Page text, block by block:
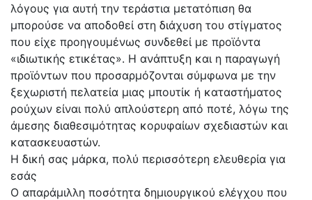
λόγους για αυτή την τεράστια μετατόπιση θα
μπορούσε να αποδοθεί στη διάχυση του στίγματος
που είχε προηγουμένως συνδεθεί με προϊόντα
«ιδιωτικής ετικέτας». Η ανάπτυξη και η παραγωγή
προϊόντων που προσαρμόζονται σύμφωνα με την
ξεχωριστή πελατεία μιας μπουτίκ ή καταστήματος
ρούχων είναι πολύ απλούστερη από ποτέ, λόγω της
άμεσης διαθεσιμότητας κορυφαίων σχεδιαστών και
κατασκευαστών.
Η δική σας μάρκα, πολύ περισσότερη ελευθερία για
εσάς
Ο απαράμιλλη ποσότητα δημιουργικού ελέγχου που